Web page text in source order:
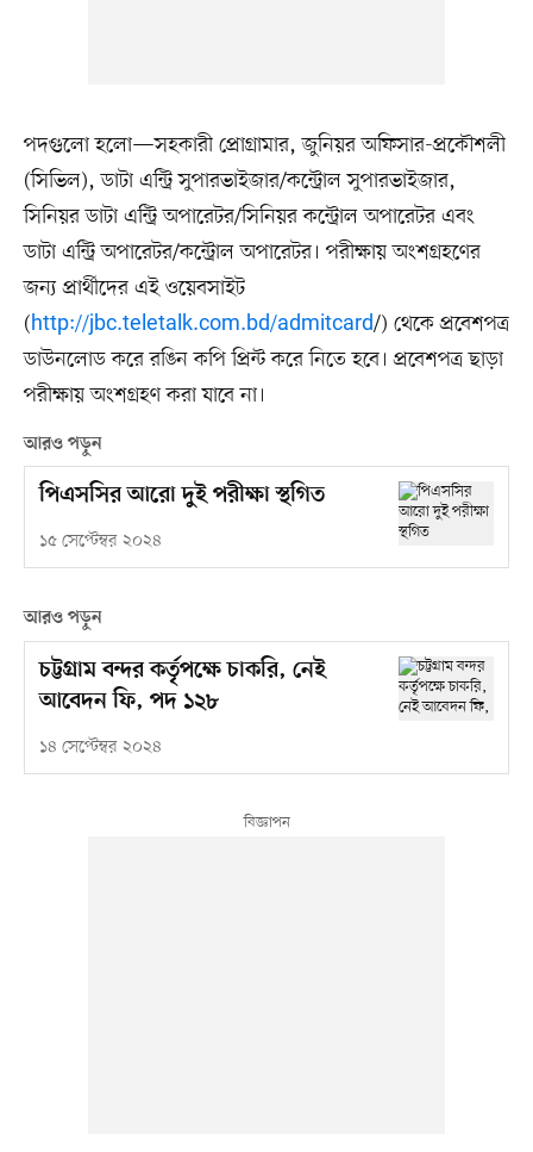
পদগুলো হলো—সহকারী প্রোগ্রামার, জুনিয়র অফিসার-প্রকৌশলী
(সিভিল), ডাটা এন্ট্রি সুপারভাইজার/কন্ট্রোল সুপারভাইজার,
সিনিয়র ডাটা এন্ট্রি অপারেটর/সিনিয়র কন্ট্রোল অপারেটর এবং
ডাটা এন্ট্রি অপারেটর/কন্ট্রোল অপারেটর। পরীক্ষায় অংশগ্রহণের
জন্য প্রার্থীদের এই ওয়েবসাইট
(http://jbc.teletalk.com.bd/admitcard/) থেকে প্রবেশপত্র
ডাউনলোড করে রঙিন কপি প্রিন্ট করে নিতে হবে। প্রবেশপত্র ছাড়া
পরীক্ষায় অংশগ্রহণ করা যাবে না।
আরও পড়ুন
পিএসসির আরো দুই পরীক্ষা স্থগিত
১৫ সেপ্টেম্বর ২০২৪
আরও পড়ুন
চট্টগ্রাম বন্দর কর্তৃপক্ষে চাকরি, নেই
আবেদন ফি, পদ ১২৮
১৪ সেপ্টেম্বর ২০২৪